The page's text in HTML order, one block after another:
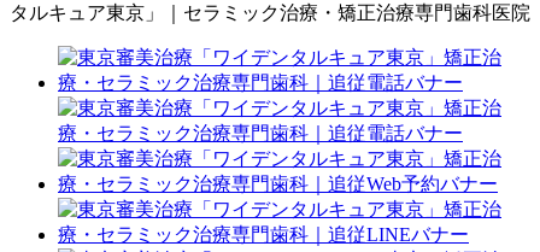
タルキュア東京」｜セラミック治療・矯正治療専門歯科医院